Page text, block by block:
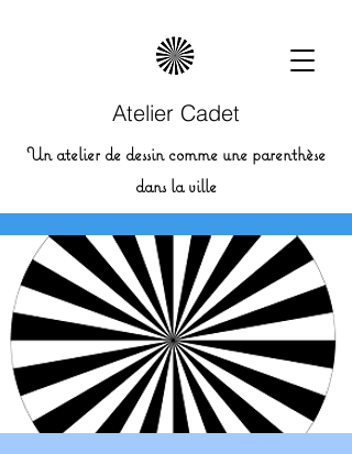
Atelier Cadet
Un atelier de dessin comme une parenthèse
dans la ville